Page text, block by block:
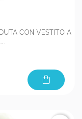
CON VESTITO A
shopping_bag